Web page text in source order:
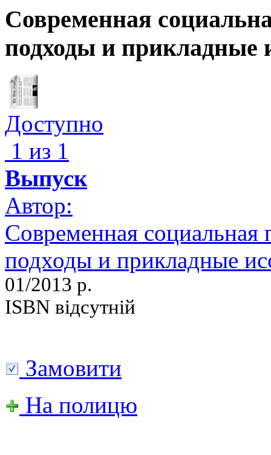
Современная
подходы и прикладные
Доступно
1 из 1
Выпуск
Автор:
Современная социальная
подходы и прикладные
01/2013 р.
ISBN відсутній
Замовити
На полицю